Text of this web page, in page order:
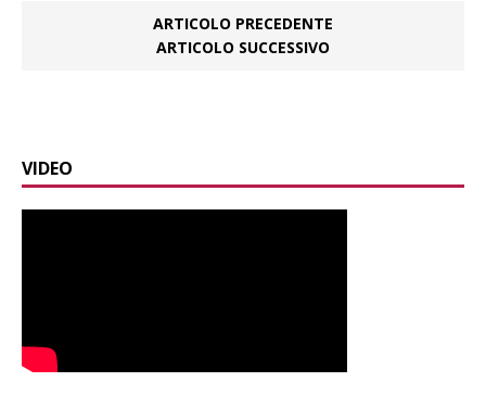
ARTICOLO PRECEDENTE
ARTICOLO SUCCESSIVO
VIDEO